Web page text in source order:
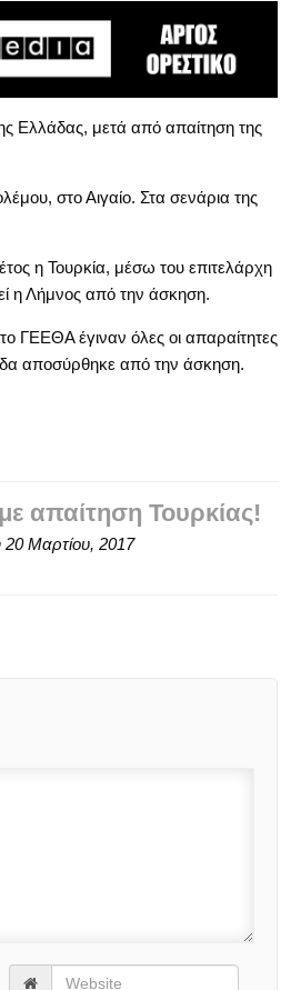
Ελλάδας, μετά από απαίτηση της
στο Αιγαίο. Στα σενάρια της
η Τουρκία, μέσω του επιτελάρχη
η Λήμνος από την άσκηση.
έγιναν όλες οι απαραίτητες
αποσύρθηκε από την άσκηση.
απαίτηση Τουρκίας!
20 Μαρτίου, 2017